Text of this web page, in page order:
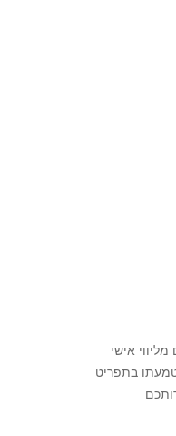
אישי
בתפריט